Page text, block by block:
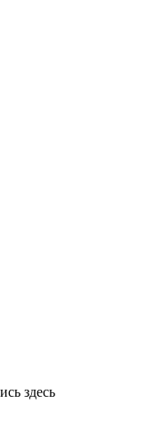
здесь